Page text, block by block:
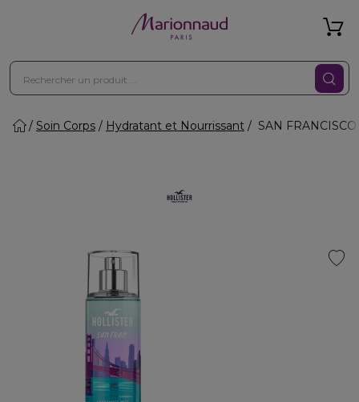
Soin Corps Hydratant et Nourrissant SAN